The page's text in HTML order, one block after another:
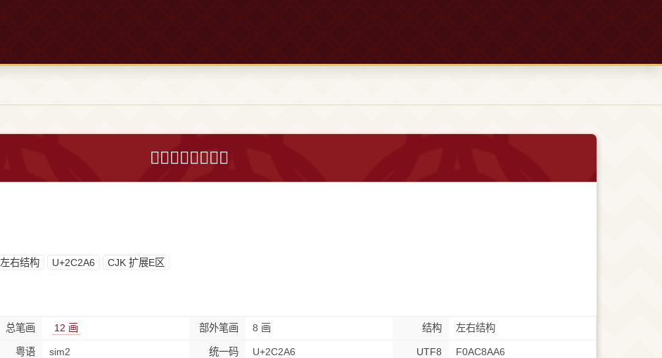
𬊦字的意思和解释
左右结构 U+2C2A6 CJK 扩展E区
总笔画 12 画 部外笔画 8 画 结构 左右结构
粤语 sim2 统一码 U+2C2A6 UTF8 F0AC8AA6